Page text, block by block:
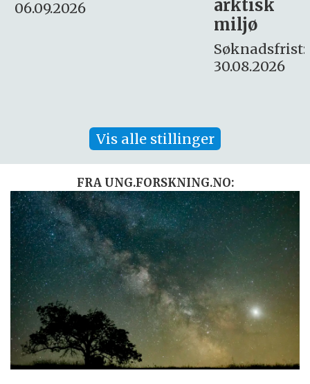
Søknadsfrist:
16. august.
Vis alle stillinger
FRA UNG.FORSKNING.NO: